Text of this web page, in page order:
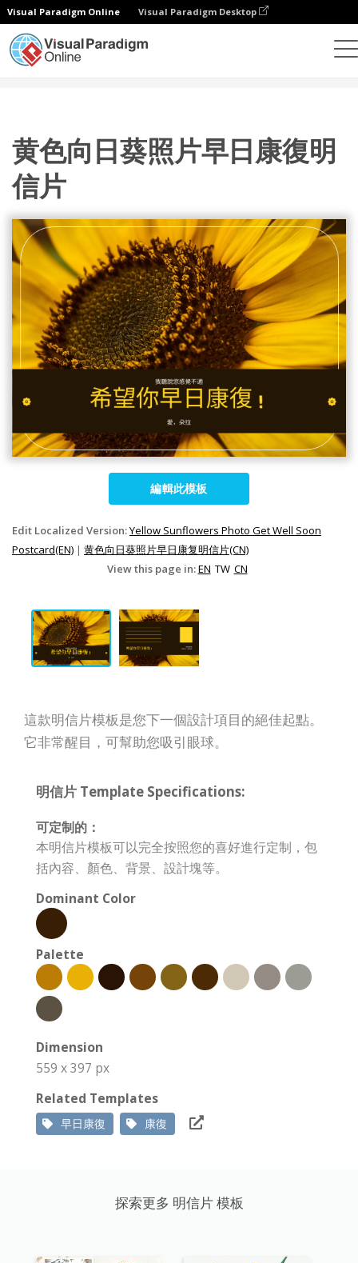
Visual Paradigm Online Visual Paradigm Desktop
黄色向日葵照片早日康復明
信片
編輯此模板
Edit Localized Version:Yellow Sunflowers Photo Get Well Soon
Postcard(EN) | 黄色向日葵照片早日康复明信片(CN)
View this page in:EN TW CN
這款明信片模板是您下一個設計項目的絕佳起點。
它非常醒目，可幫助您吸引眼球。
明信片 Template Specifications:
可定制的：
本明信片模板可以完全按照您的喜好進行定制，包
括內容、顏色、背景、設計塊等。
Dominant Color
Palette
Dimension
559 x 397 px
Related Templates
早日康復 康復
探索更多 明信片 模板